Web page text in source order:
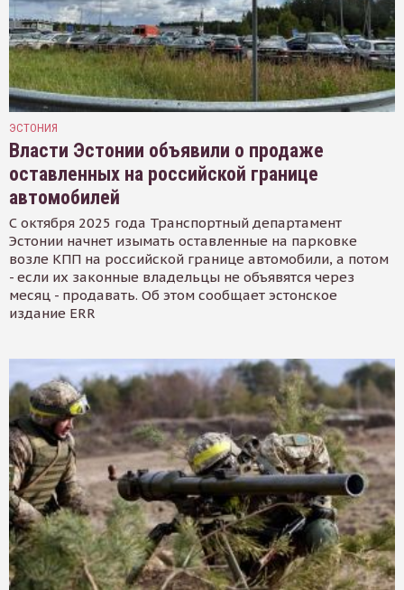
ЭСТОНИЯ
Власти Эстонии объявили о продаже
оставленных на российской границе
автомобилей
С октября 2025 года Транспортный департамент
Эстонии начнет изымать оставленные на парковке
возле КПП на российской границе автомобили, а потом
- если их законные владельцы не объявятся через
месяц - продавать. Об этом сообщает эстонское
издание ERR